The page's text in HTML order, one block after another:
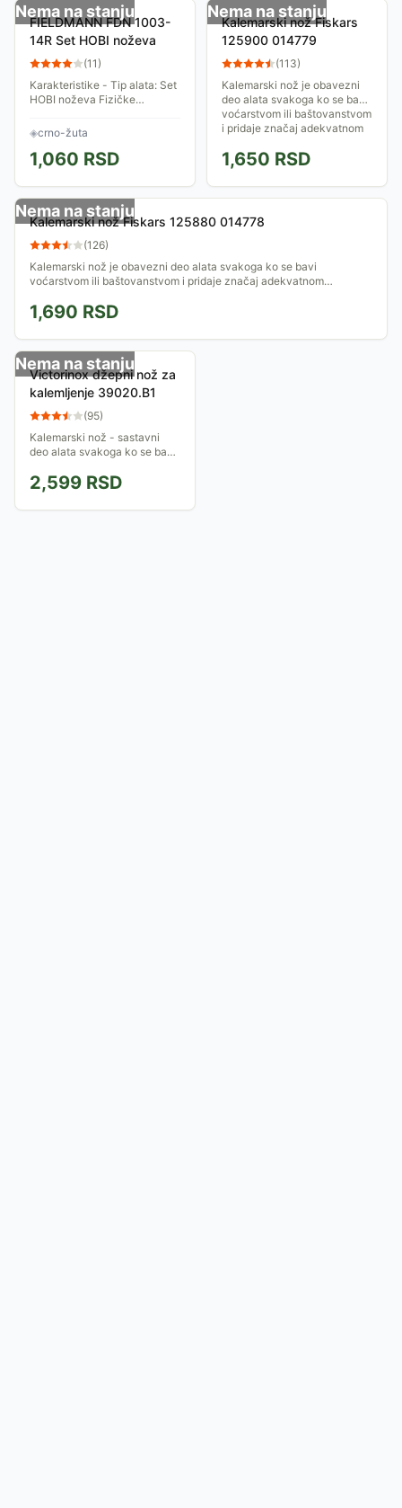
Nema na stanju
FIELDMANN FDN 1003-
14R Set HOBI noževa
(11)
Karakteristike - Tip alata: Set
HOBI noževa Fizičke
žuta Pakovanje: 14 komada
Reklamacioni...
◈crno-žuta
1,060 RSD
Nema na stanju
Kalemarski nož Fiskars
125900 014779
(113)
Kalemarski nož je obavezni
deo alata svakoga ko se bavi
voćarstvom ili baštovanstvom
i pridaje značaj adekvatnom
Oštrica...
1,650 RSD
Nema na stanju
Kalemarski nož Fiskars 125880 014778
(126)
Kalemarski nož je obavezni deo alata svakoga ko se bavi
voćarstvom ili baštovanstvom i pridaje značaj adekvatnom
1,690 RSD
Nema na stanju
Victorinox džepni nož za
kalemljenje 39020.B1
(95)
Kalemarski nož - sastavni
deo alata svakoga ko se bavi
2,599 RSD